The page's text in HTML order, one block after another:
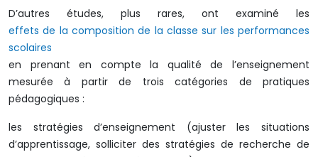
D’autres études, plus rares, ont examiné les
effets de la composition de la classe sur les performances
scolaires
en prenant en compte la qualité de l’enseignement
mesurée à partir de trois catégories de pratiques
pédagogiques :
les stratégies d’enseignement (ajuster les situations
d’apprentissage, solliciter des stratégies de recherche de